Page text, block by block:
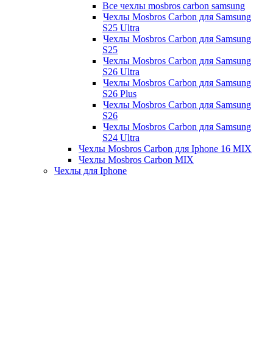
Все чехлы mosbros carbon samsung
Чехлы Mosbros Carbon для Samsung
S25 Ultra
Чехлы Mosbros Carbon для Samsung
S25
Чехлы Mosbros Carbon для Samsung
S26 Ultra
Чехлы Mosbros Carbon для Samsung
S26 Plus
Чехлы Mosbros Carbon для Samsung
S26
Чехлы Mosbros Carbon для Samsung
S24 Ultra
Чехлы Mosbros Carbon для Iphone 16 MIX
Чехлы Mosbros Carbon MIX
Чехлы для Iphone